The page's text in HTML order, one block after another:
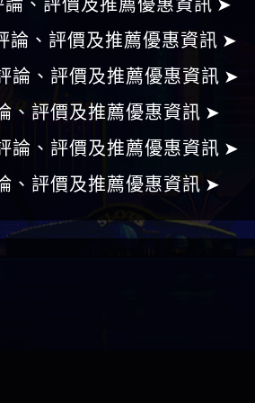
論、評價及推薦優惠資訊 ➤
論、評價及推薦優惠資訊 ➤
論、評價及推薦優惠資訊 ➤
、評價及推薦優惠資訊 ➤
論、評價及推薦優惠資訊 ➤
、評價及推薦優惠資訊 ➤